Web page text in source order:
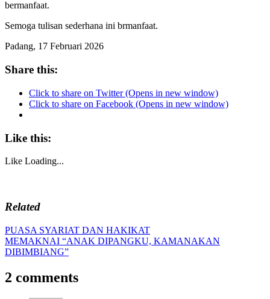
bermanfaat.
Semoga tulisan sederhana ini brmanfaat.
Padang, 17 Februari 2026
Share this:
Click to share on Twitter (Opens in new window)
Click to share on Facebook (Opens in new window)
Like this:
Like Loading...
Related
Post
navigation
Previous
Post:
PUASA SYARIAT DAN HAKIKAT
Next
Post:
MEMAKNAI “ANAK DIPANGKU, KAMANAKAN
DIBIMBIANG”
2 comments